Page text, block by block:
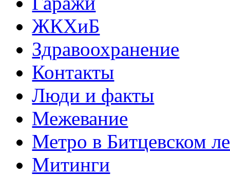
ЖКХиБ
Здравоохранение
Контакты
Люди и факты
Межевание
Метро в Битцевском
Митинги